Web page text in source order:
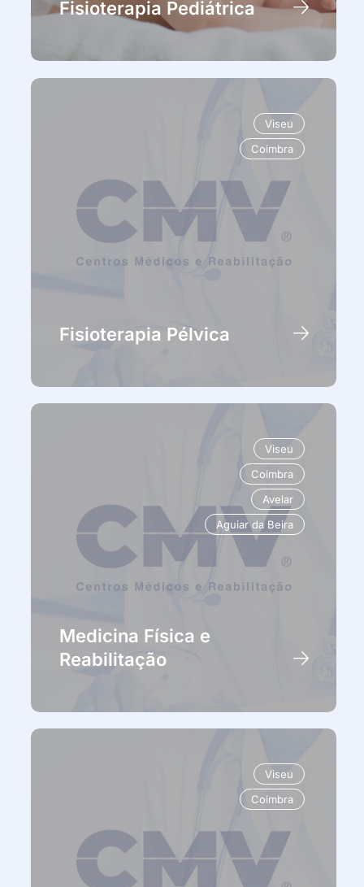
Fisioterapia Pediátrica
Viseu
Coimbra
Fisioterapia Pélvica
Viseu
Coimbra
Avelar
Aguiar da Beira
Medicina Física e
Reabilitação
Viseu
Coimbra